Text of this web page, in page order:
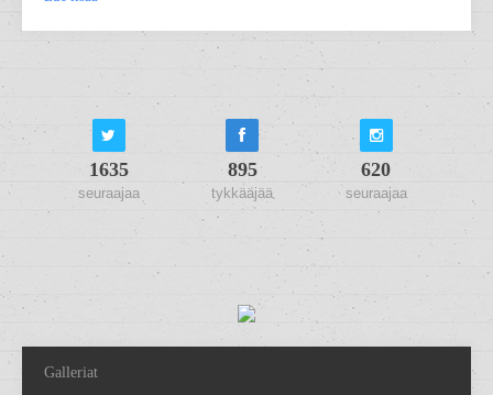
1635
seuraajaa
895
tykkääjää
620
seuraajaa
Galleriat